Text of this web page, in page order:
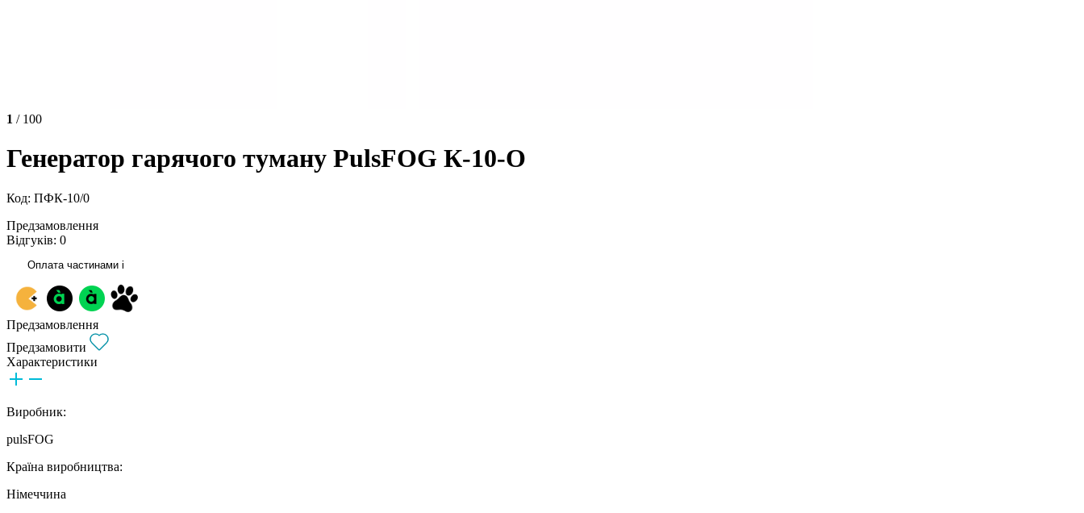
1 / 100
Генератор гарячого туману PulsFOG К-10-О
Код: ПФК-10/0
Предзамовлення
Відгуків: 0
Оплата частинами i
Предзамовлення
Предзамовити
Характеристики
Виробник:
pulsFOG
Країна виробництва:
Німеччина